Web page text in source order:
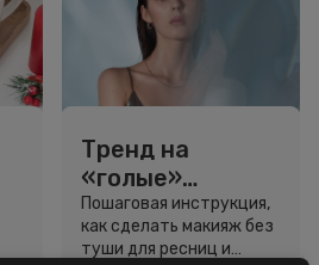
Тренд на
«голые»
ресницы: как
выглядеть
Пошаговая инструкция,
как сделать макияж без
туши для ресниц и